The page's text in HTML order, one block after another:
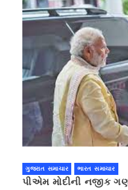
ગુજરાત સમાચાર ભારત સમાચાર
પીએમ મોદીની નજીક